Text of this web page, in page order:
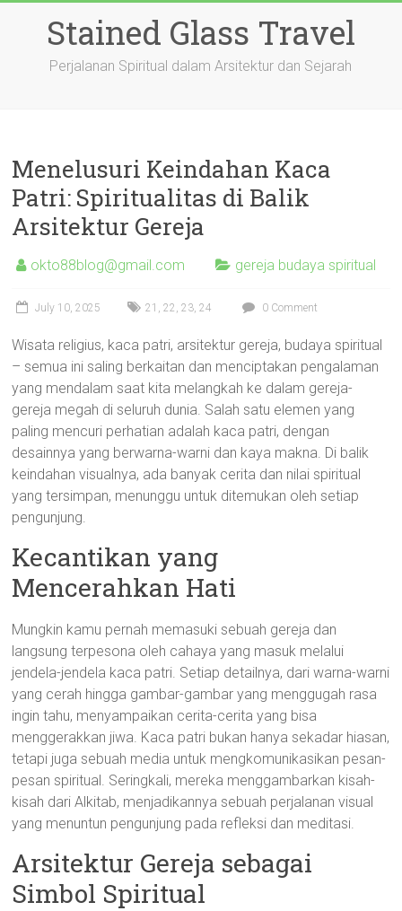
Stained Glass Travel
Perjalanan Spiritual dalam Arsitektur dan Sejarah
Menelusuri Keindahan Kaca
Patri: Spiritualitas di Balik
Arsitektur Gereja
okto88blog@gmail.com gereja budaya spiritual
July 10, 2025 21 ,22 ,23,24 0 Comment
Wisata religius, kaca patri, arsitektur gereja, budaya spiritual
– semua ini saling berkaitan dan menciptakan pengalaman
yang mendalam saat kita melangkah ke dalam gereja-
gereja megah di seluruh dunia. Salah satu elemen yang
paling mencuri perhatian adalah kaca patri, dengan
desainnya yang berwarna-warni dan kaya makna. Di balik
keindahan visualnya, ada banyak cerita dan nilai spiritual
yang tersimpan, menunggu untuk ditemukan oleh setiap
pengunjung.
Kecantikan yang
Mencerahkan Hati
Mungkin kamu pernah memasuki sebuah gereja dan
langsung terpesona oleh cahaya yang masuk melalui
jendela-jendela kaca patri. Setiap detailnya, dari warna-warni
yang cerah hingga gambar-gambar yang menggugah rasa
ingin tahu, menyampaikan cerita-cerita yang bisa
menggerakkan jiwa. Kaca patri bukan hanya sekadar hiasan,
tetapi juga sebuah media untuk mengkomunikasikan pesan-
pesan spiritual. Seringkali, mereka menggambarkan kisah-
kisah dari Alkitab, menjadikannya sebuah perjalanan visual
yang menuntun pengunjung pada refleksi dan meditasi.
Arsitektur Gereja sebagai
Simbol Spiritual